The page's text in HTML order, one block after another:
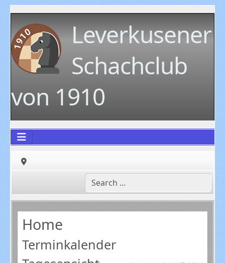
Leverkusener
Schachclub
von 1910
Home
Terminkalender